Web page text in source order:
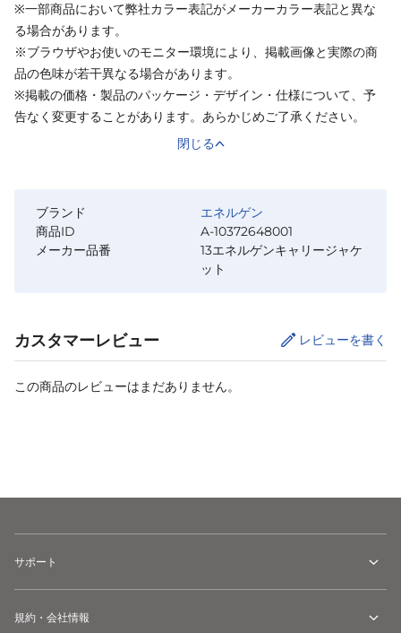
※一部商品において弊社カラー表記がメーカーカラー表記と異な
る場合があります。
※ブラウザやお使いのモニター環境により、掲載画像と実際の商
品の色味が若干異なる場合があります。
※掲載の価格・製品のパッケージ・デザイン・仕様について、予
告なく変更することがあります。あらかじめご了承ください。
閉じる
ブランド
エネルゲン
商品ID
A-10372648001
メーカー品番
13エネルゲンキャリージャケ
ット
カスタマーレビュー レビューを書く
この商品のレビューはまだありません。
サポート
規約・会社情報